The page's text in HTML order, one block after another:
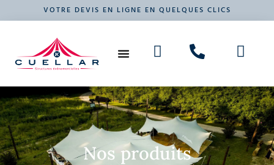
VOTRE DEVIS EN LIGNE EN QUELQUES CLICS
Nos produits